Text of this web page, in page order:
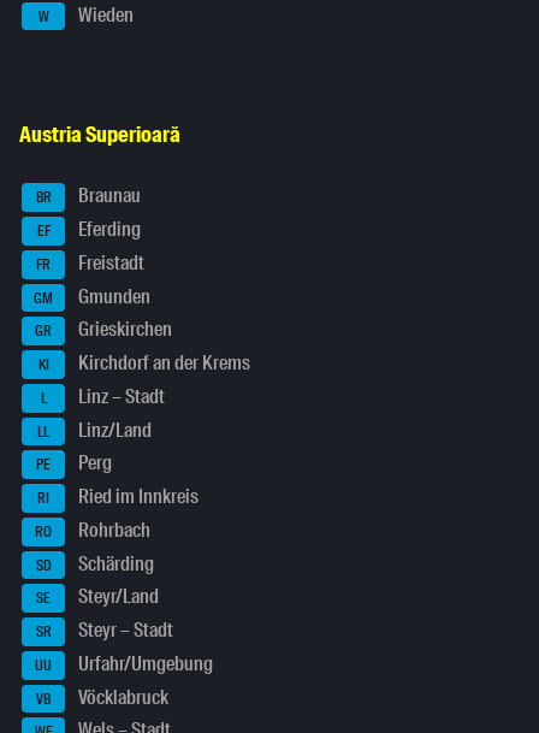
W Wieden
Austria Superioară
BR Braunau
EF Eferding
FR Freistadt
GM Gmunden
GR Grieskirchen
KI Kirchdorf an der Krems
L Linz – Stadt
LL Linz/Land
PE Perg
RI Ried im Innkreis
RO Rohrbach
SD Schärding
SE Steyr/Land
SR Steyr – Stadt
UU Urfahr/Umgebung
VB Vöcklabruck